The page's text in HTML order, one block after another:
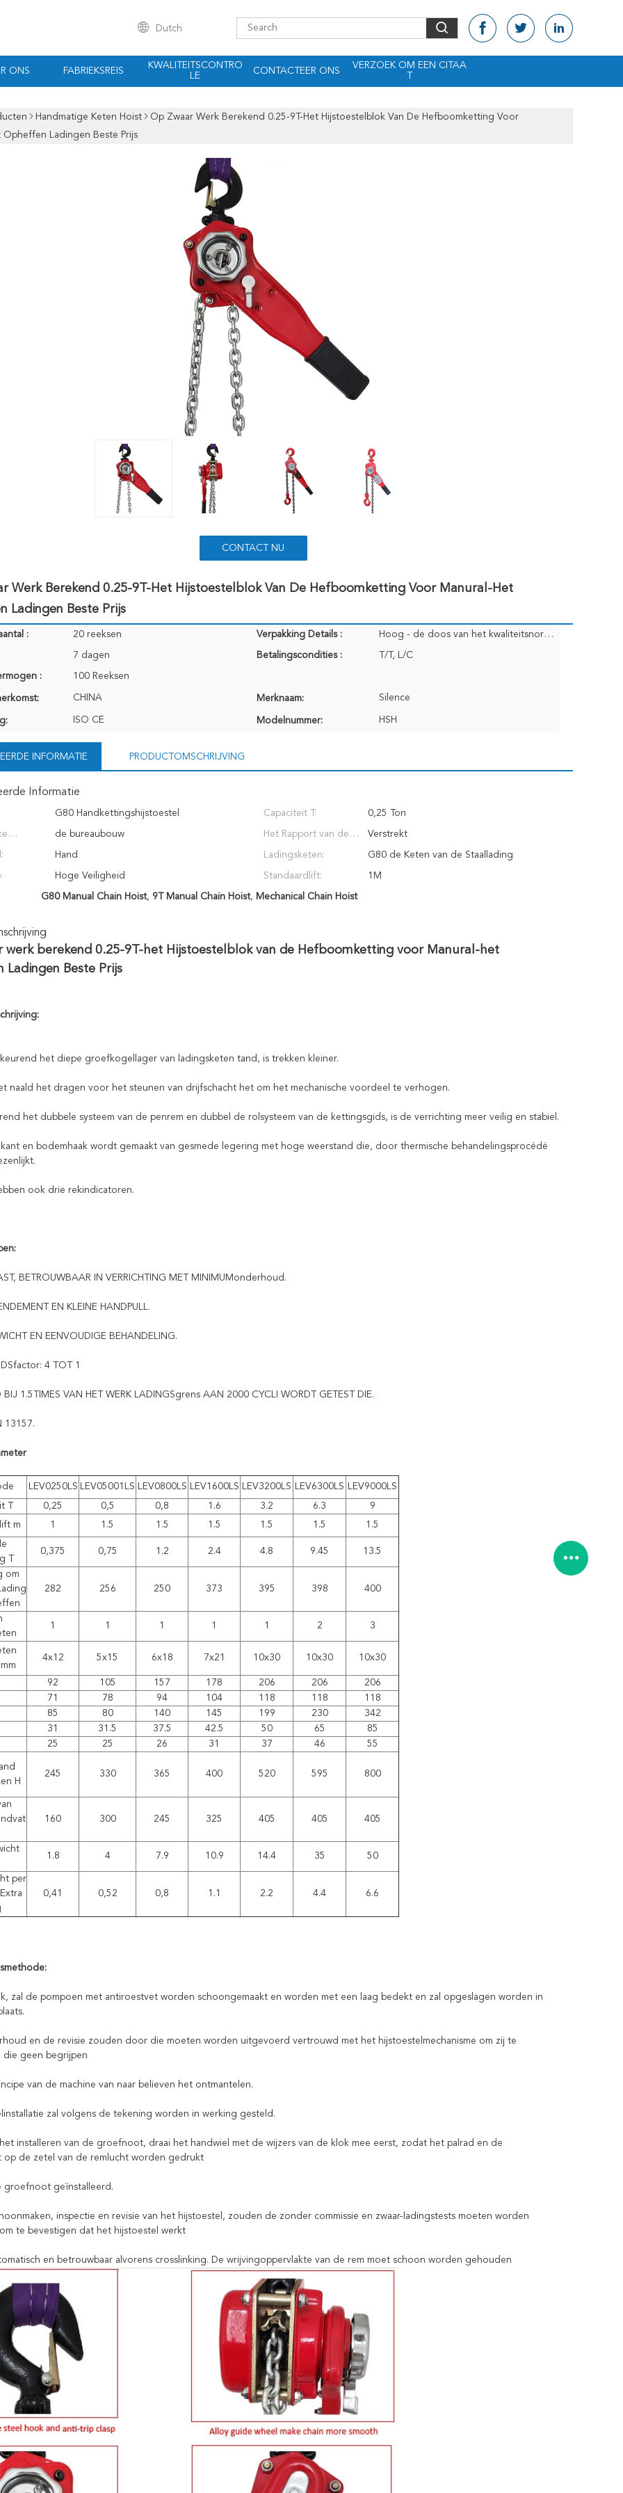
Dutch
ONS FABRIEKSREIS
KWALITEITSCONTRO
LE
CONTACTEER ONS
VERZOEK OM EEN CITAA
Handmatige Keten Hoist
Op Zwaar Werk Berekend 0.25-9T-Het Hijstoestelblok Van De Hefboomketting Voor
Opheffen Ladingen Beste Prijs
CONTACT NU
Werk Berekend 0.25-9T-Het Hijstoestelblok Van De Hefboomketting Voor Manural-Het
Ladingen Beste Prijs
: 20 reeksen Verpakking Details : Hoog - de doos van het kwaliteitsnormtriplex
7 dagen Betalingscondities : T/T, L/C
: 100 Reeksen
CHINA Merknaam: Silence
ISO CE Modelnummer: HSH
INFORMATIE PRODUCTOMSCHRIJVING
Informatie
G80 Handkettingshijstoestel Capaciteit T: 0,25 Ton
de bureaubouw Het Rapport van de
machinestest:
Verstrekt
Hand Ladingsketen: G80 de Keten van de Staallading
Hoge Veiligheid Standaardlift: 1M
G80 Manual Chain Hoist, 9T Manual Chain Hoist, Mechanical Chain Hoist
werk berekend 0.25-9T-het Hijstoestelblok van de Hefboomketting voor Manural-het
Ladingen Beste Prijs
het diepe groefkogellager van ladingsketen tand, is trekken kleiner.
naald het dragen voor het steunen van drijfschacht het om het mechanische voordeel te verhogen.
het dubbele systeem van de penrem en dubbel de rolsysteem van de kettingsgids, is de verrichting meer veilig en stabiel.
en bodemhaak wordt gemaakt van gesmede legering met hoge weerstand die, door thermische behandelingsprocédé
ook drie rekindicatoren.
BETROUWBAAR IN VERRICHTING MET MINIMUMonderhoud.
EN KLEINE HANDPULL.
EN EENVOUDIGE BEHANDELING.
4 TOT 1
BIJ 1.5TIMES VAN HET WERK LADINGSgrens AAN 2000 CYCLI WORDT GETEST DIE.
13157.
LEV0250LS LEV05001LS LEV0800LS LEV1600LS LEV3200LS LEV6300LS LEV9000LS
T
0,25 0,5 0,8 1.6 3.2 6.3
9
m
1 1.5 1.5 1.5 1.5 1.5
1.5
T
0,375 0,75 1.2 2.4 4.8 9.45 13.5
om
282 256 250 373 395 398 400
1 1 1 1 1 2 3
4x12 5x15 6x18 7x21 10x30 10x30 10x30
92 105 157 178 206 206
206
71 78 94 104 118 118
118
85 80 140 145 199 230
342
31 31.5 37.5 42.5 50 65
85
25 25 26 31 37 46 55
H
245 330 365 400 520 595 800
160 300 245 325 405 405 405
1.8 4 7.9 10.9 14.4 35 50
per
0,41 0,52 0,8 1.1 2.2 4.4 6.6
zal de pompoen met antiroestvet worden schoongemaakt en worden met een laag bedekt en zal opgeslagen worden in
en de revisie zouden door die moeten worden uitgevoerd vertrouwd met het hijstoestelmechanisme om zij te
die geen begrijpen
van de machine van naar believen het ontmantelen.
zal volgens de tekening worden in werking gesteld.
installeren van de groefnoot, draai het handwiel met de wijzers van de klok mee eerst, zodat het palrad en de
op de zetel van de remlucht worden gedrukt
groefnoot geïnstalleerd.
inspectie en revisie van het hijstoestel, zouden de zonder commissie en zwaar-ladingstests moeten worden
te bevestigen dat het hijstoestel werkt
en betrouwbaar alvorens crosslinking. De wrijvingoppervlakte van de rem moet schoon worden gehouden